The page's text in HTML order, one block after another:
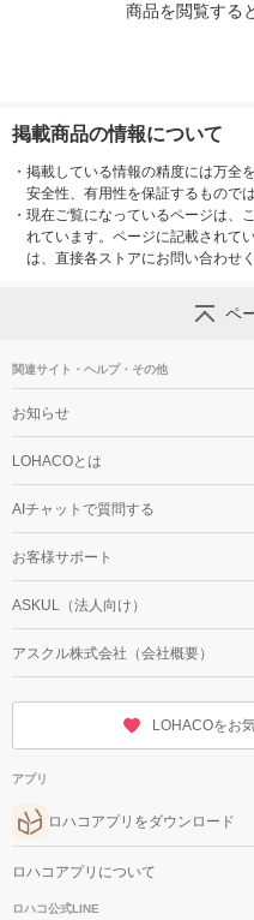
商品を閲覧する
掲載商品の情報について
・ 掲載している情報の精度には万全
安全性、有用性を保証するもので
・ 現在ご覧になっているページは、
れています。ページに記載されて
は、直接各ストアにお問い合わせく
ペ
関連サイト・ヘルプ・その他
お知らせ
LOHACOとは
AIチャットで質問する
お客様サポート
ASKUL（法人向け）
アスクル株式会社（会社概要）
LOHACOをお
アプリ
ロハコアプリをダウンロード
ロハコアプリについて
ロハコ公式LINE